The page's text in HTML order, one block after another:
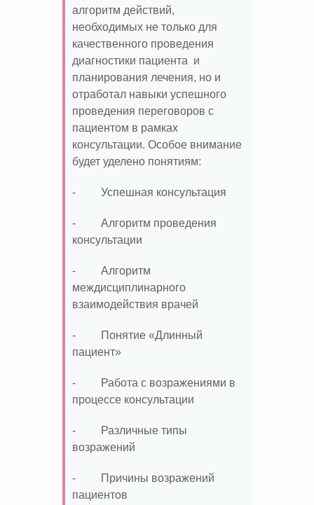
алгоритм действий,
необходимых не только для
качественного проведения
диагностики пациента и
планирования лечения, но и
отработал навыки успешного
проведения переговоров с
пациентом в рамках
консультации. Особое внимание
будет уделено понятиям:
- Успешная консультация
- Алгоритм проведения
консультации
- Алгоритм
междисциплинарного
взаимодействия врачей
- Понятие «Длинный
пациент»
- Работа с возражениями в
процессе консультации
- Различные типы
возражений
- Причины возражений
пациентов